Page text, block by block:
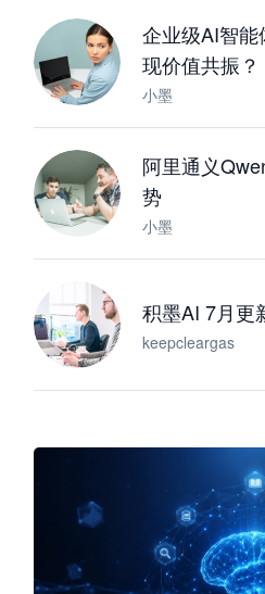
企业级AI智
现价值共振？
小墨
阿里通义
势
小墨
积墨AI 7月更
keepcleargas